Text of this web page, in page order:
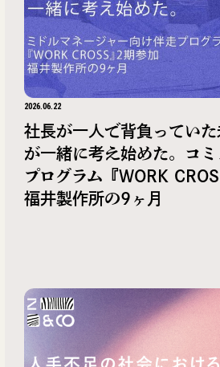
2026.06.22
社長が一人で背負ってい
が一緒に考え始めた。コ
プログラム『WORK
福井製作所の9ヶ月